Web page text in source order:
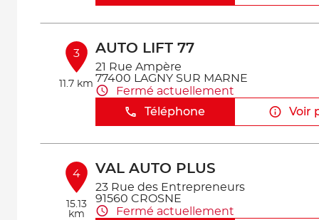
3
11.7 km
AUTO LIFT 77
21 Rue Ampère
77400 LAGNY SUR MARNE
Fermé actuellement
Téléphone
Voir
4
15.13
km
VAL AUTO PLUS
23 Rue des Entrepreneurs
91560 CROSNE
Fermé actuellement